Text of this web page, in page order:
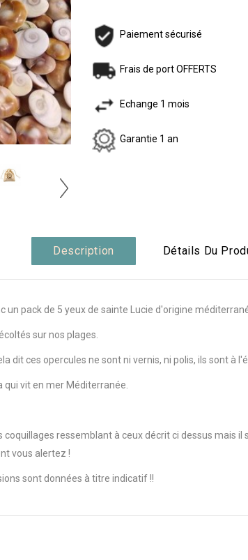
Paiement sécurisé
Frais de port OFFERTS
Echange 1 mois
Garantie 1 an
Description Détails Du
pack de 5 yeux de sainte Lucie d'origine
sur nos plages.
ces opercules ne sont ni vernis, ni polis, ils sont à
vit en mer Méditerranée.
ressemblant à ceux décrit ci dessus mais
vous alertez !
sont données à titre indicatif !!